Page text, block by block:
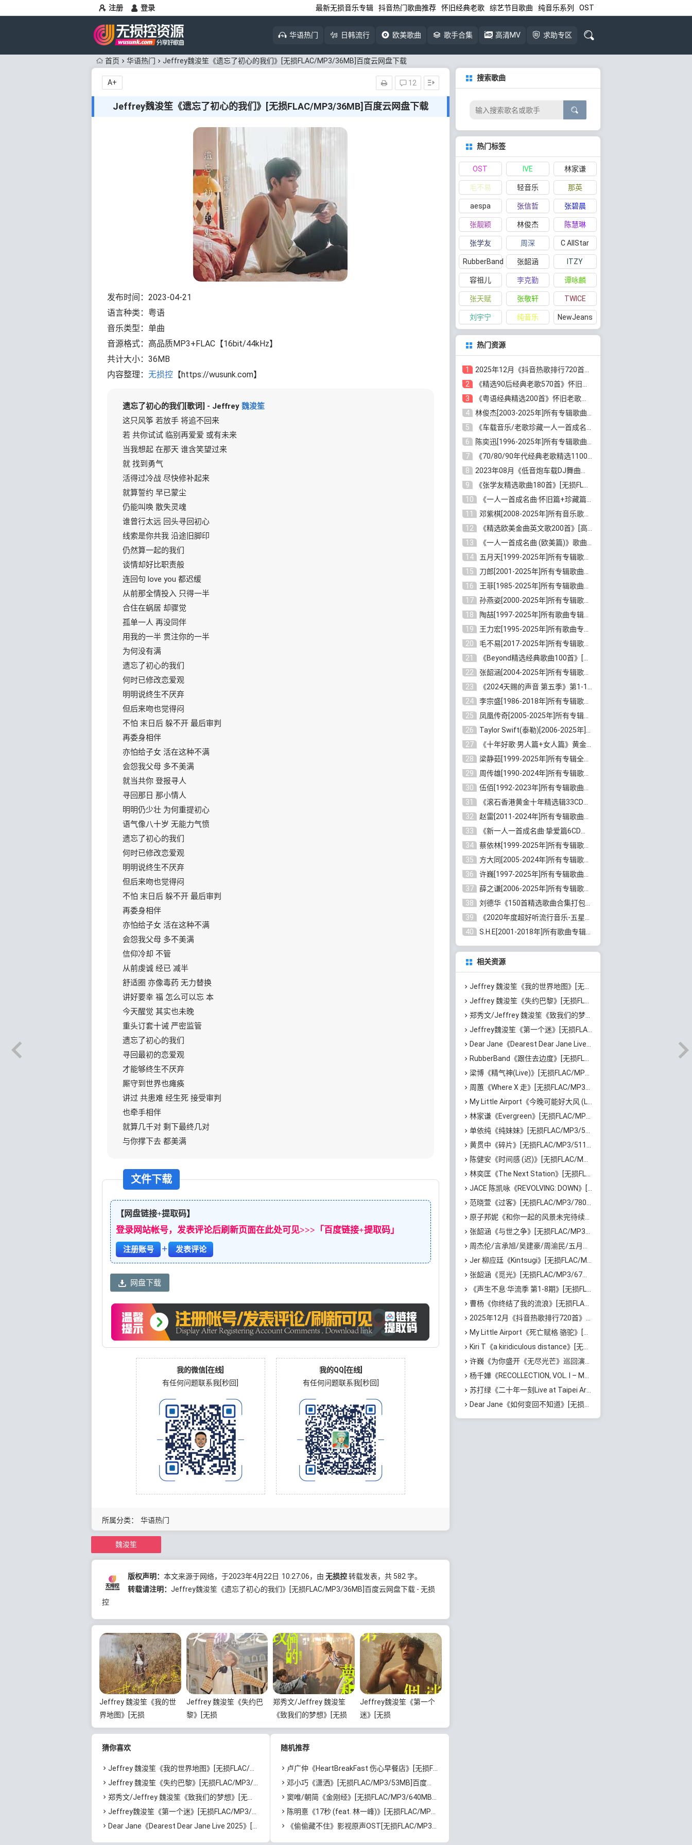
注册 登录 最新无损音乐专辑 抖音热门歌曲推荐 怀旧经典老歌 综艺节目歌曲 纯音乐系列 OST
华语热门 日韩流行 欧美歌曲 歌手合集 高清MV 求助专区
首页 华语热门 Jeffrey魏浚笙《遗忘了初心的我们》[无损FLAC/MP3/36MB]百度云网盘下载
Jeffrey魏浚笙《遗忘了初心的我们》[无损FLAC/MP3/36MB]百度云网盘下载
12
A+
所属分类： 华语热门
发布时间：2023-04-21
语言种类：粤语
音乐类型：单曲
音源格式：高品质MP3+FLAC【16bit/44kHz】
共计大小：36MB
内容整理： 无损控 【https://wusunk.com】
遗忘了初心的我们[歌词] - Jeffrey 魏浚笙
这只风筝 若放手 将追不回来
若 共你试试 临别再爱爱 或有未来
当我想起 在那天 谁含笑望过来
就 找到勇气
活得过冷战 尽快修补起来
就算誓约 早已蒙尘
仍能叫唤 散失灵魂
谁曾行太远 回头寻回初心
线索是你共我 沿途旧脚印
仍然算一起的我们
谈情却好比职责般
连回句 love you 都迟缓
从前那全情投入 只得一半
合住在蜗居 却骤觉
孤单一人 再没同伴
用我的一半 贯注你的一半
为何没有满
遗忘了初心的我们
何时已修改恋爱观
明明说终生不厌弃
但后来吻也觉得闷
不怕 末日后 躲不开 最后审判
再委身相伴
亦怕给子女 活在这种不满
会怨我父母 多不美满
就当共你 登报寻人
寻回那日 那小情人
明明仍少壮 为何重提初心
语气像八十岁 无能力气愤
遗忘了初心的我们
何时已修改恋爱观
明明说终生不厌弃
但后来吻也觉得闷
不怕 末日后 躲不开 最后审判
再委身相伴
亦怕给子女 活在这种不满
会怨我父母 多不美满
信仰冷却 不管
从前虔诚 经已 减半
舒适圈 亦像毒药 无力替换
讲好要幸 福 怎么可以忘 本
今天醒觉 其实也未晚
重头订套十诫 严密监管
遗忘了初心的我们
寻回最初的恋爱观
才能够终生不厌弃
厮守到世界也瘫痪
讲过 共患难 经生死 接受审判
也牵手相伴
就算几千对 剩下最终几对
与你撑下去 都美满
文件下载
【网盘链接+提取码】
登录网站帐号，发表评论后刷新页面在此处可见>>>「百度链接+提取码」
注册账号 + 发表评论
网盘下载
我的微信[在线]
有任何问题联系我[秒回]
我的QQ[在线]
有任何问题联系我[秒回]
魏浚笙
版权声明： 本文来源于网络，于2023年4月22日 10:27:06，由 无损控转载发表，共 582 字。
转载请注明： Jeffrey魏浚笙《遗忘了初心的我们》[无损FLAC/MP3/36MB]百度云网盘下载 - 无损
控
Jeffrey 魏浚笙《我的世
界地图》[无损
FLAC/MP3/53MB]百度云
Jeffrey 魏浚笙《失约巴
黎》[无损
FLAC/MP3/33MB]百度云
郑秀文/Jeffrey 魏浚笙
《致我们的梦想》[无损
FLAC/MP3/61MB]百度云
Jeffrey魏浚笙《第一个
迷》[无损
FLAC/MP3/35MB]百度云
猜你喜欢
Jeffrey 魏浚笙《我的世界地图》[无损FLAC/MP3/53MB]百度云网盘下载
Jeffrey 魏浚笙《失约巴黎》[无损FLAC/MP3/33MB]百度云网盘下载
郑秀文/Jeffrey 魏浚笙《致我们的梦想》[无损FLAC/MP3/61MB]百度云网盘下载
Jeffrey魏浚笙《第一个迷》[无损FLAC/MP3/35MB]百度云网盘下载
Dear Jane《Dearest Dear Jane Live 2025》[无损FLAC/MP3/4.3GB]百度云网盘下载
随机推荐
卢广仲《HeartBreakFast 伤心早餐店》[无损FLAC/MP3/563MB]百度云网盘下载
邓小巧《潇洒》[无损FLAC/MP3/53MB]百度云网盘下载
窦唯/朝简《金刚经》[无损FLAC/MP3/640MB]百度云网盘下载
陈明憙《17秒 (feat. 林一峰)》[无损FLAC/MP3/32MB]百度云网盘下载
《偷偷藏不住》影视原声OST[无损FLAC/MP3/348MB]百度云网盘下载
搜索歌曲
热门标签
OST IVE 林家谦
毛不易 轻音乐 那英
aespa 张信哲 张碧晨
张靓颖 林俊杰 陈慧琳
张学友 周深 C AllStar
RubberBand 张韶涵 ITZY
容祖儿 李克勤 谭咏麟
张天赋 张敬轩 TWICE
刘宇宁 纯音乐 NewJeans
热门资源
1
2025年12月《抖音热歌排行720首》最火热门歌曲整理[高品质MP3/320K/5.35GB]百度云网盘下载
2
《精选90后经典老歌570首》怀旧歌曲合集[高品质MP3/320K/5.44GB]百度云网盘下载
3
《粤语经典精选200首》怀旧老歌大全[无损FLAC/MP3/6.77GB]百度云网盘下载
4
林俊杰[2003-2025年]所有专辑歌曲全集[无损FLAC/MP3/13.05GB]百度云网盘下载
5
《车载音乐/老歌珍藏一人一首成名曲12CD》[无损WAV分轨+MP3/6.79GB]百度云网盘下载
6
陈奕迅[1996-2025年]所有专辑歌曲合集[无损FLAC/MP3/48.18GB]百度云网盘下载
7
《70/80/90年代经典老歌精选1100首》[高品质MP3/320K/10GB]百度云网盘下载
8
2023年08月《低音炮车载DJ舞曲排行360首》劲爆歌曲合集[高品质MP3/320K/2.86GB]百度云网盘下载
9
《张学友精选歌曲180首》[无损FLAC/MP3/6.26GB]百度云网盘下载
10
《一人一首成名曲·怀旧篇+珍藏篇4CD》[无损WAV/DTS+高品质MP3/6.88GB]百度云网盘下载
11
邓紫棋[2008-2025年]所有音乐歌曲合集[无损FLAC/MP3/8.99GB]百度云网盘下载
12
《精选欧美金曲英文歌200首》[高品质MP3/320K/1.81GB]百度云网盘下载
13
《一人一首成名曲 (欧美篇)》歌曲合集打包[无损WAV/MP3/6.13GB]百度云网盘下载
14
五月天[1999-2025年]所有专辑歌曲合集打包[无损FLAC/MP3/23.84GB]百度云网盘下载
15
刀郎[2001-2025年]所有专辑歌曲合集打包[无损FLAC/MP3/8.91GB]百度云网盘下载
16
王菲[1985-2025年]所有专辑歌曲合集[无损FLAC/WAV/APE分轨+MP3/23.06GB]百度云网盘下载
17
孙燕姿[2000-2025年]所有专辑歌曲合集[无损FLAC/MP3/9.73GB]百度云网盘下载
18
陶喆[1997-2025年]所有歌曲专辑合集[无损FLAC/MP3/7.75GB]百度云网盘下载
19
王力宏[1995-2025年]所有歌曲专辑合集[无损FLAC/MP3/14.41GB]百度云网盘下载
20
毛不易[2017-2025年]所有专辑歌曲合集[无损FLAC/MP3/5.72GB]百度云网盘下载
21
《Beyond精选经典歌曲100首》[无损FLAC/MP3/3.85GB]百度云网盘下载
22
张韶涵[2004-2025年]所有专辑歌曲合集 [无损MP3/FLAC/7.5GB]百度云网盘下载
23
《2024天赐的声音 第五季》第1-12期歌曲[无损FLAC/MP3]百度云网盘下载
24
李宗盛[1986-2018年]所有专辑歌曲合集打包[无损FLAC/MP3/8.82GB]百度云网盘下载
25
凤凰传奇[2005-2025年]所有专辑歌曲合集[无损WAV/FLAC+MP3/11.62GB]百度云网盘下载
26
Taylor Swift(泰勒)[2006-2025年]所有歌曲合集打包[无损FLAC/MP3/23.78GB]百度云网盘下载
27
《十年好歌·男人篇+女人篇》黄金国语珍藏6CD[无损WAV/MP3/4.09GB]百度云网盘下载
28
梁静茹[1999-2025年]所有专辑全部歌曲打包[无损FLAC/MP3/10.71GB]百度云网盘下载
29
周传雄[1990-2024年]所有专辑歌曲全集[无损FLAC/MP3/10GB]百度云网盘下载
30
伍佰[1992-2023年]所有专辑歌曲合集[高品质MP3/320K/3.92GB]百度云网盘下载
31
《滚石香港黄金十年精选辑33CD》[无损APE/WAV分轨/13.6GB]百度云网盘下载
32
赵雷[2011-2024年]所有专辑歌曲打包[无损FLAC/MP3/2.64GB]百度云网盘下载
33
《新一人一首成名曲·挚爱篇6CD》[无损MP3/DTS/WAV分轨/4.43GB]百度云网盘下载
34
蔡依林[1999-2025年]所有专辑歌曲合集[无损FLAC/MP3/23.32GB]百度云网盘下载
35
方大同[2005-2024年]所有专辑歌曲合集[高品质MP3+无损FLAC/7.59GB]百度云网盘下载
36
许巍[1997-2025年]所有专辑歌曲合集打包[无损FLAC/MP3/7.48GB]百度云网盘下载
37
薛之谦[2006-2025年]所有专辑歌曲合集[无损FLAC/MP3/5.20GB]百度云网盘下载
38
刘德华《150首精选歌曲合集打包》[无损FLAC/MP3/5.26GB]百度云网盘下载
39
《2020年度超好听流行音乐-五星珍藏版10CD》[无损WAV/MP3/6.77GB]百度云网盘下载
40
S.H.E[2001-2018年]所有歌曲专辑打包[无损FLAC/MP3/16.05GB]百度云网盘下载
相关资源
Jeffrey 魏浚笙《我的世界地图》[无损FLAC/MP3/53MB]百度云网盘下载
Jeffrey 魏浚笙《失约巴黎》[无损FLAC/MP3/33MB]百度云网盘下载
郑秀文/Jeffrey 魏浚笙《致我们的梦想》[无损FLAC/MP3/61MB]百度云网盘下载
Jeffrey魏浚笙《第一个迷》[无损FLAC/MP3/35MB]百度云网盘下载
Dear Jane《Dearest Dear Jane Live 2025》[无损FLAC/MP3/4.3GB]百度云网盘下载
RubberBand《跟住去边度》[无损FLAC/MP3/91MB]百度云网盘下载
梁博《精气神(Live)》[无损FLAC/MP3/838MB]百度云网盘下载
周蕙《Where X 走》[无损FLAC/MP3/556MB]百度云网盘下载
My Little Airport《今晚可能好大风 (Live)》[无损FLAC/MP3/845MB]百度云网盘下载
林家谦《Evergreen》[无损FLAC/MP3/261MB]百度云网盘下载
单依纯《纯妹妹》[无损FLAC/MP3/526MB]百度云网盘下载
黄贯中《碎片》[无损FLAC/MP3/511MB]百度云网盘下载
陈健安《时间感 (迟)》[无损FLAC/MP3/339MB]百度云网盘下载
林奕匡《The Next Station》[无损FLAC/MP3/532MB]百度云网盘下载
JACE 陈凯咏《REVOLVING: DOWN》[无损FLAC/MP3/391MB]百度云网盘下载
范晓萱《过客》[无损FLAC/MP3/780MB]百度云网盘下载
原子邦妮《和你一起的风景未完待续》[无损FLAC/MP3/655MB]百度云网盘下载
张韶涵《与世之争》[无损FLAC/MP3/604MB]百度云网盘下载
周杰伦/言承旭/吴建豪/周渝民/五月天 阿信《恒星不忘 Forever Forever》[无损FLAC/MP3/74MB]百度云网盘下载
Jer 柳应廷《Kintsugi》[无损FLAC/MP3/391MB]百度云网盘下载
张韶涵《觅光》[无损FLAC/MP3/67MB]迅雷云网盘下载
《声生不息·华流季 第1-8期》[无损FLAC/MP3/781MB]百度云网盘下载
曹杨《你终结了我的流浪》[无损FLAC/MP3/310MB]百度云网盘下载
2025年12月《抖音热歌排行720首》最火热门歌曲整理[高品质MP3/320K/5.35GB]百度云网盘下载
My Little Airport《死亡赋格 骆驼》[无损FLAC/MP3/69MB]百度云网盘下载
Kiri T《a kiridiculous distance》[无损FLAC/MP3/589MB]百度云网盘下载
许巍《为你盛开《无尽光芒》巡回演唱会现场纪念》[无损FLAC/MP3/1.86GB]百度云网盘下载
杨千嬅《RECOLLECTION, VOL. I – MY Harmonic Minor》[无损FLAC/MP3/491MB]百度云网盘下载
苏打绿《二十年一刻Live at Taipei Arena》[无损FLAC/MP3/1.64GB]百度云网盘下载
Dear Jane《如何变回不知道》[无损FLAC/MP3/74MB]百度云网盘下载